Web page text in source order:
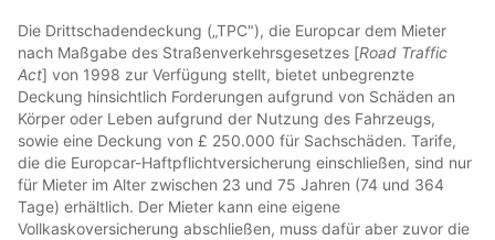
Die Drittschadendeckung („TPC"), die Europcar dem Mieter
nach Maßgabe des Straßenverkehrsgesetzes [Road Traffic
Act] von 1998 zur Verfügung stellt, bietet unbegrenzte
Deckung hinsichtlich Forderungen aufgrund von Schäden an
Körper oder Leben aufgrund der Nutzung des Fahrzeugs,
sowie eine Deckung von £ 250.000 für Sachschäden. Tarife,
die die Europcar-Haftpflichtversicherung einschließen, sind nur
für Mieter im Alter zwischen 23 und 75 Jahren (74 und 364
Tage) erhältlich. Der Mieter kann eine eigene
Vollkaskoversicherung abschließen, muss dafür aber zuvor die